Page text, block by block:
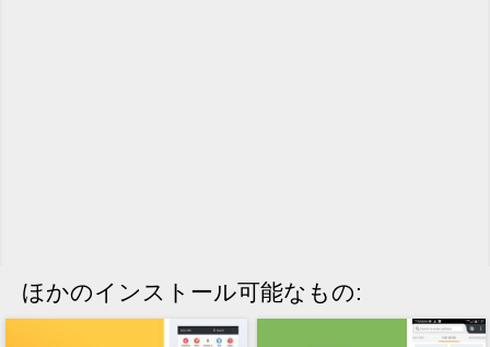
ほかのインストール可能なもの: